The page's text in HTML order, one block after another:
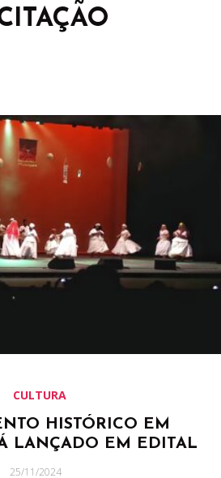
CULTURA
HISTÓRICO EM
LANÇADO EM EDITAL
25/11/2024